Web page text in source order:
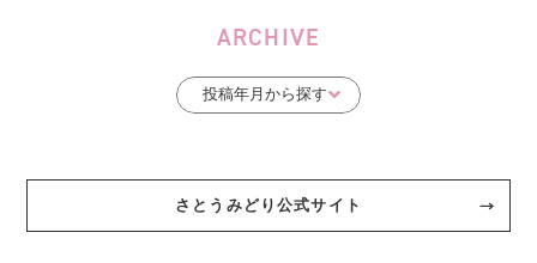
ARCHIVE
さとうみどり公式サイト